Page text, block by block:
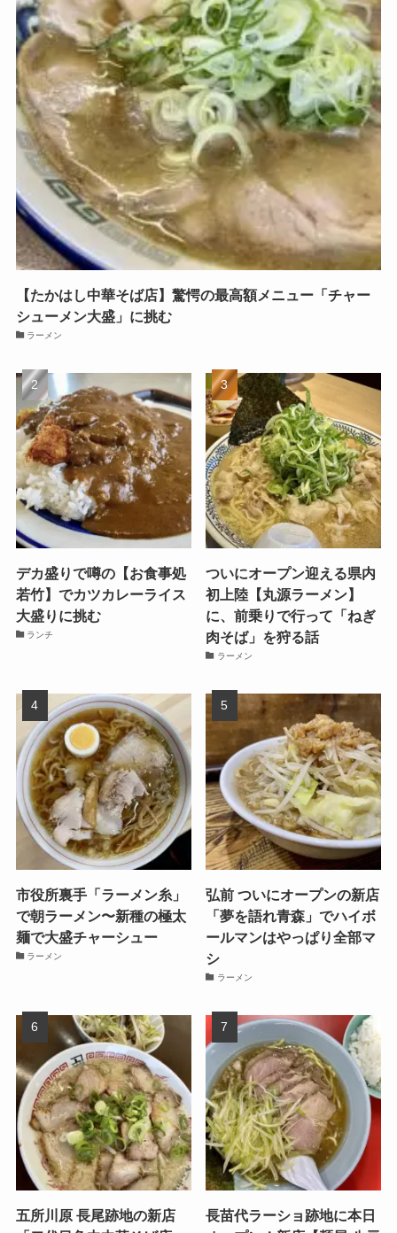
【たかはし中華そば店】驚愕の最高額メニュー「チャー
シューメン大盛」に挑む
ラーメン
デカ盛りで噂の【お食事処
若竹】でカツカレーライス
大盛りに挑む
ランチ
ついにオープン迎える県内
初上陸【丸源ラーメン】
に、前乗りで行って「ねぎ
肉そば」を狩る話
ラーメン
市役所裏手「ラーメン糸」
で朝ラーメン〜新種の極太
麺で大盛チャーシュー
ラーメン
弘前 ついにオープンの新店
「夢を語れ青森」でハイボ
ールマンはやっぱり全部マ
シ
ラーメン
五所川原 長尾跡地の新店
長苗代ラーショ跡地に本日